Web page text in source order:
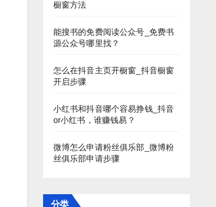
橱窗方法
能搜书的免费阅读公众号_免费书
源公众号哪里找？
怎么在抖音主页开橱窗_抖音橱窗
开启步骤
小红书和抖音哪个容易挣钱_抖音
or小红书，谁赚钱易？
微博怎么申请粉丝俱乐部_微博粉
丝俱乐部申请步骤
分类